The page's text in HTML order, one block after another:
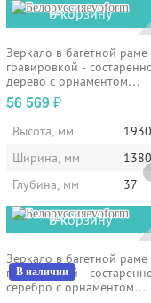
В корзину
evoform
Зеркало в багетной раме
гравировкой -
дерево с орнаментом
138х193см...
56 569₽
Высота, мм
1930
Ширина, мм
1380
Глубина, мм
37
В корзину
evoform
В наличии
Зеркало в багетной раме
гравировкой -
серебро с орнаментом